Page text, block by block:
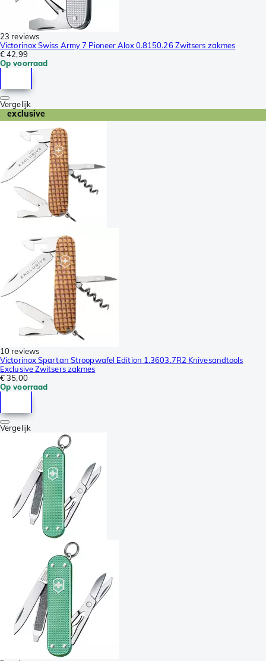
23 reviews
Victorinox Swiss Army 7 Pioneer Alox 0.8150.26 Zwitsers zakmes
€ 42,99
Op voorraad
Vergelijk
exclusive
10 reviews
Victorinox Spartan Stroopwafel Edition 1.3603.7R2 Knivesandtools
Exclusive Zwitsers zakmes
€ 35,00
Op voorraad
Vergelijk